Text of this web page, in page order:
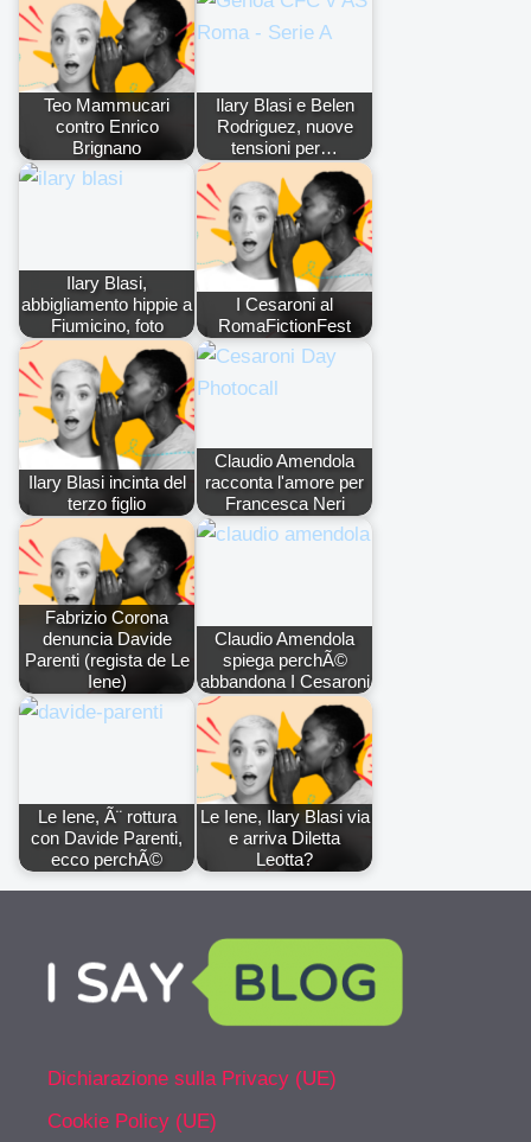
Teo Mammucari
contro Enrico
Brignano
Ilary Blasi e Belen
Rodriguez, nuove
tensioni per…
Ilary Blasi,
abbigliamento hippie a
Fiumicino, foto
I Cesaroni al
RomaFictionFest
Ilary Blasi incinta del
terzo figlio
Claudio Amendola
racconta l'amore per
Francesca Neri
Fabrizio Corona
denuncia Davide
Parenti (regista de Le
Iene)
Claudio Amendola
spiega perchÃ©
abbandona I Cesaroni
Le Iene, Ã¨ rottura
con Davide Parenti,
ecco perchÃ©
Le Iene, Ilary Blasi via
e arriva Diletta
Leotta?
Dichiarazione sulla Privacy (UE)
Cookie Policy (UE)